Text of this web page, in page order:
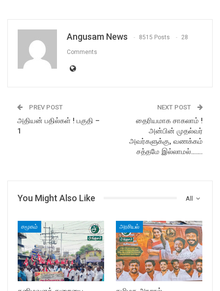
Angusam News 8515 Posts 28
Comments
PREV POST
அதியன் பதில்கள் ! பகுதி –
1
NEXT POST
தைரியமாக சாகலாம் !
அன்பின் முதல்வர்
அவர்களுக்கு, வணக்கம்
சத்தமே இல்லாமல்…….
All
You Might Also Like
சமூகம் அரசியல்